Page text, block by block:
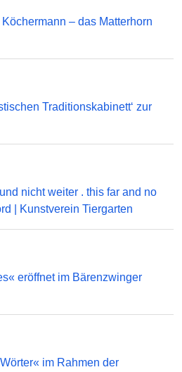
– das Matterhorn
Traditionskabinett‘ zur
nicht weiter . this far and no
| Kunstverein Tiergarten
eröffnet im Bärenzwinger
im Rahmen der